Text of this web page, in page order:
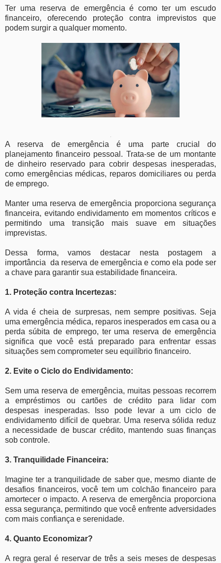
Ter uma reserva de emergência é como ter um escudo
financeiro, oferecendo proteção contra imprevistos que
podem surgir a qualquer momento.
A reserva de emergência é uma parte crucial do
planejamento financeiro pessoal. Trata-se de um montante
de dinheiro reservado para cobrir despesas inesperadas,
como emergências médicas, reparos domiciliares ou perda
de emprego.
Manter uma reserva de emergência proporciona segurança
financeira, evitando endividamento em momentos críticos e
permitindo uma transição mais suave em situações
imprevistas.
Dessa forma, vamos destacar nesta postagem a
importância da reserva de emergência e como ela pode ser
a chave para garantir sua estabilidade financeira.
1. Proteção contra Incertezas:
A vida é cheia de surpresas, nem sempre positivas. Seja
uma emergência médica, reparos inesperados em casa ou a
perda súbita de emprego, ter uma reserva de emergência
significa que você está preparado para enfrentar essas
situações sem comprometer seu equilíbrio financeiro.
2. Evite o Ciclo do Endividamento:
Sem uma reserva de emergência, muitas pessoas recorrem
a empréstimos ou cartões de crédito para lidar com
despesas inesperadas. Isso pode levar a um ciclo de
endividamento difícil de quebrar. Uma reserva sólida reduz
a necessidade de buscar crédito, mantendo suas finanças
sob controle.
3. Tranquilidade Financeira:
Imagine ter a tranquilidade de saber que, mesmo diante de
desafios financeiros, você tem um colchão financeiro para
amortecer o impacto. A reserva de emergência proporciona
essa segurança, permitindo que você enfrente adversidades
com mais confiança e serenidade.
4. Quanto Economizar?
A regra geral é reservar de três a seis meses de despesas